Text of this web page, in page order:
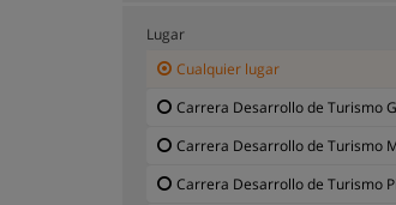
Lugar
Cualquier lugar
Carrera Desarrollo de Turismo
Carrera Desarrollo de Turismo
Carrera Desarrollo de Turismo